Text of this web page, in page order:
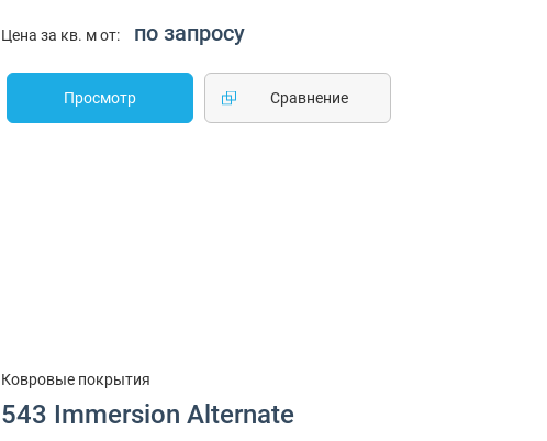
Цена за кв. м от: по запросу
Просмотр Cравнение
Ковровые покрытия
543 Immersion Alternate